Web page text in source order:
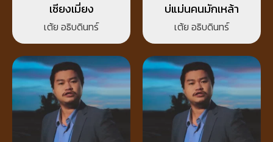
เซียงเมี่ยง
เต้ย อธิบดินทร์
บ่แม่นคนมักเหล้า
เต้ย อธิบดินทร์